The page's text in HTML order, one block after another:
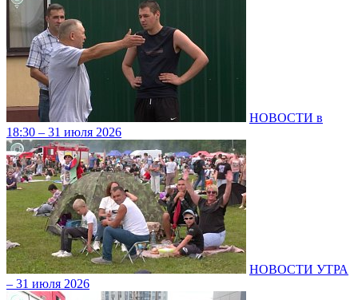
НОВОСТИ в
18:30 – 31 июля 2026
НОВОСТИ УТРА
– 31 июля 2026